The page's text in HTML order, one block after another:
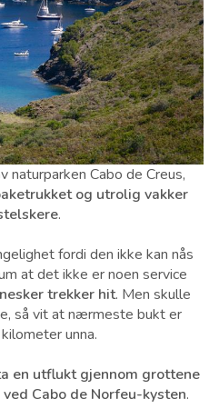
naturparken Cabo de Creus,
og utrolig vakker
.
fordi den ikke kan nås
at det ikke er noen service
trekker hit. Men skulle
så vit at nærmeste bukt er
unna.
en utflukt gjennom grottene
Cabo de Norfeu-kysten.